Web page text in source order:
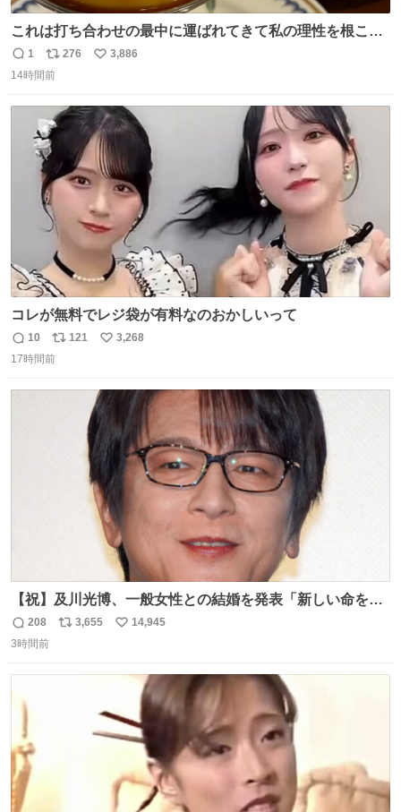
これは打ち合わせの最中に運ばれてきて私の理性を根こそ
ぎ奪い去ったプリンの写真です。
返
信
1
リ
ポ
ト
数
276
い
数
3,886
14時間前
コレが無料でレジ袋が有料なのおかしいって
返
信
10
リ
ポ
121
い
数
3,268
17時間前
【祝】及川光博、一般女性との結婚を発表「新しい命を授
かっております」 news.livedoor.com/lite/article_d…
「私、及川光博はこの度、交際しておりました方と入籍い
も変わらず俳優として、ミッチーとして、努力し精進して
参ります」とつづった。
返
信
208
リ
3,655
い
14,945
3時間前